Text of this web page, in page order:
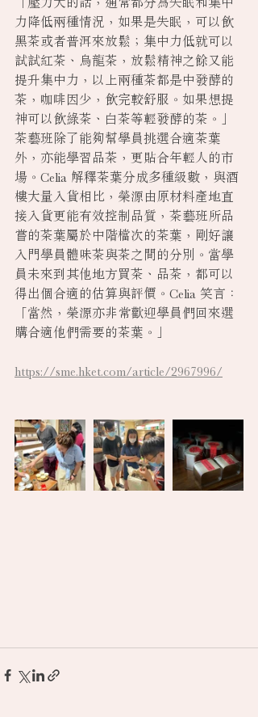
力降低兩種情況，如果是失眠，可以飲
黑茶或者普洱來放鬆；集中力低就可以
試試紅茶、烏龍茶，放鬆精神之餘又能
提升集中力，以上兩種茶都是中發酵的
茶，咖啡因少，飲完較舒服。如果想提
神可以飲綠茶、白茶等輕發酵的茶。」
茶藝班除了能夠幫學員挑選合適茶葉
外，亦能學習品茶，更貼合年輕人的市
場。Celia 解釋茶葉分成多種級數，與酒
樓大量入貨相比，榮源由原材料產地直
接入貨更能有效控制品質，茶藝班所品
嘗的茶葉屬於中階檔次的茶葉，剛好讓
入門學員體味茶與茶之間的分別。當學
員未來到其他地方買茶、品茶，都可以
得出個合適的估算與評價。Celia 笑言：
「當然，榮源亦非常歡迎學員們回來選
購合適他們需要的茶葉。」
https://sme.hket.com/article/2967996/